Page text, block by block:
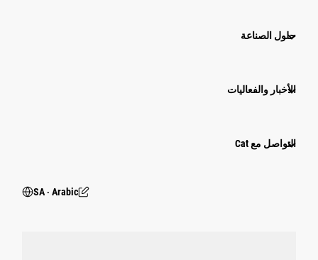
حلول الصناعة
الأخبار والفعاليات
التواصل مع Cat
SA ‧ Arabic